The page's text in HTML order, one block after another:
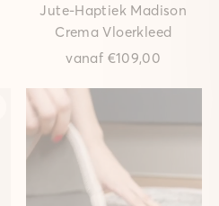
Jute-Haptiek Madison
Crema Vloerkleed
vanaf €109,00